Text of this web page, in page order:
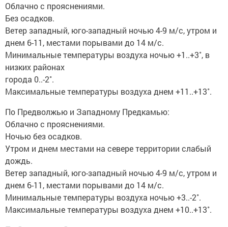
Облачно с прояснениями.
Без осадков.
Ветер западный, юго-западный ночью 4-9 м/с, утром и
днем 6-11, местами порывами до 14 м/с.
Минимальные температуры воздуха ночью +1..+3˚, в
низких районах
города 0..-2˚.
Максимальные температуры воздуха днем +11..+13˚.
По Предволжью и Западному Предкамью:
Облачно с прояснениями.
Ночью без осадков.
Утром и днем местами на севере территории слабый
дождь.
Ветер западный, юго-западный ночью 4-9 м/с, утром и
днем 6-11, местами порывами до 14 м/с.
Минимальные температуры воздуха ночью +3..-2˚.
Максимальные температуры воздуха днем +10..+13˚.